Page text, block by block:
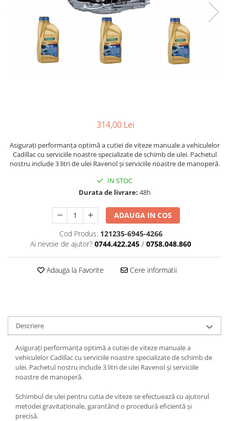
314,00 Lei
Asigurați performanța optimă a cutiei de viteze manuale a vehiculelor
Cadillac cu serviciile noastre specializate de schimb de ulei. Pachetul
nostru include 3 litri de ulei Ravenol și serviciile noastre de manoperă.
IN STOC
Durata de livrare: 48h
ADAUGA IN COS
Cod Produs: 121235-6945-4266
Ai nevoie de ajutor? 0744.422.245 / 0758.048.860
Adauga la Favorite Cere informatii
Descriere
Asigurați performanța optimă a cutiei de viteze manuale a
vehiculelor Cadillac cu serviciile noastre specializate de schimb de
ulei. Pachetul nostru include 3 litri de ulei Ravenol și serviciile
noastre de manoperă.
Schimbul de ulei pentru cutia de viteze se efectuează cu ajutorul
metodei gravitaționale, garantând o procedură eficientă și
precisă.